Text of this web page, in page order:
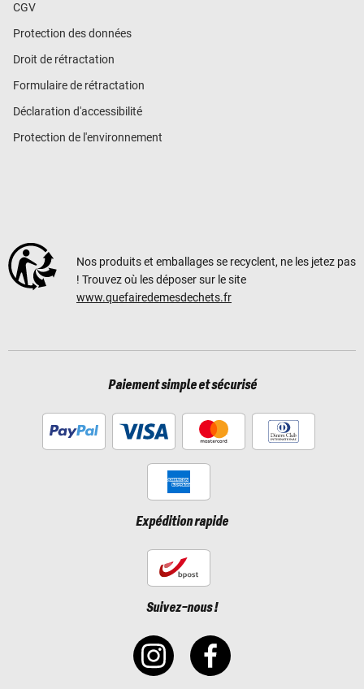
CGV
Protection des données
Droit de rétractation
Formulaire de rétractation
Déclaration d'accessibilité
Protection de l'environnement
Nos produits et emballages se recyclent, ne les jetez pas
! Trouvez où les déposer sur le site
www.quefairedemesdechets.fr
Paiement simple et sécurisé
Expédition rapide
Suivez-nous !